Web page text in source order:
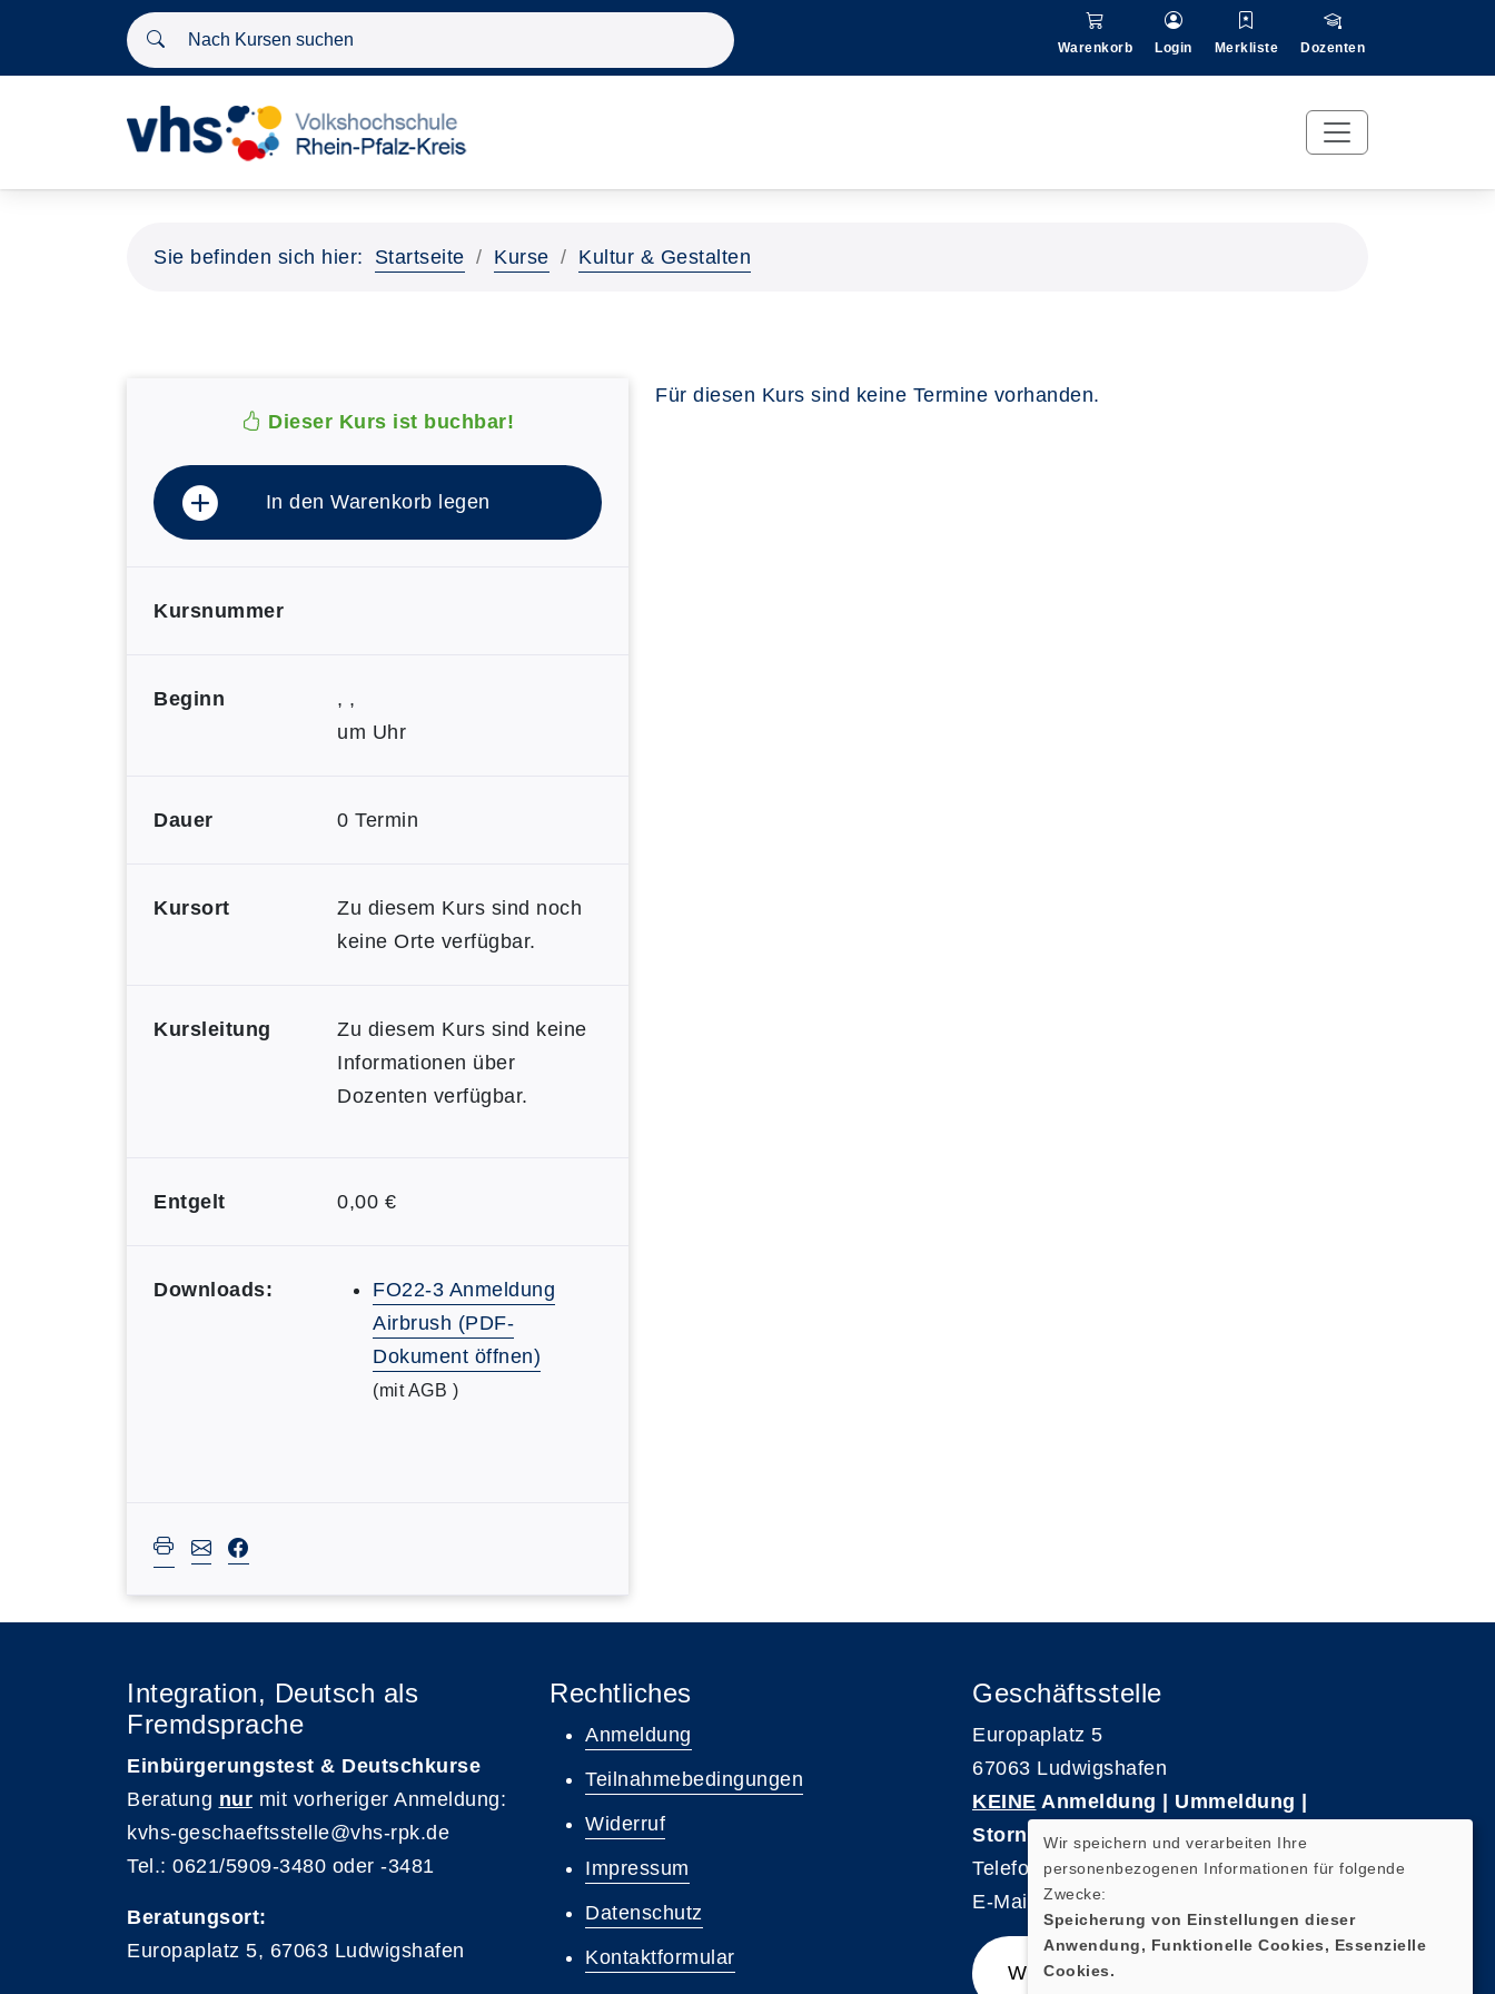
Nach Kursen suchen
Warenkorb Login Merkliste Dozenten
Sie befinden sich hier: Startseite Kurse Kultur & Gestalten
Dieser Kurs ist buchbar!
In den Warenkorb legen
Kursnummer
Beginn
, ,
um Uhr
Dauer 0 Termin
Kursort
Zu diesem Kurs sind noch
keine Orte verfügbar.
Kursleitung
Zu diesem Kurs sind keine
Informationen über
Dozenten verfügbar.
Entgelt 0,00 €
Downloads:
FO22-3 Anmeldung
Airbrush (PDF-
Dokument öffnen)
(mit AGB )
Für diesen Kurs sind keine Termine vorhanden.
Integration, Deutsch als
Fremdsprache
Einbürgerungstest & Deutschkurse
Beratung nur mit vorheriger Anmeldung:
kvhs-geschaeftsstelle@vhs-rpk.de
Tel.: 0621/5909-3480 oder -3481
Beratungsort:
Europaplatz 5, 67063 Ludwigshafen
Rechtliches
Anmeldung
Teilnahmebedingungen
Widerruf
Impressum
Datenschutz
Kontaktformular
Geschäftsstelle
Europaplatz 5
67063 Ludwigshafen
KEINE Anmeldung | Ummeldung |
Stornierungen
Telefon 0621-5909 3500
E-Mail: kvhs-geschaeftsstelle@vhs-rpk.de
Widerrufsformular
Wir speichern und verarbeiten Ihre
personenbezogenen Informationen für folgende
Zwecke:
Speicherung von Einstellungen dieser
Anwendung, Funktionelle Cookies, Essenzielle
Cookies.